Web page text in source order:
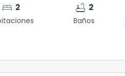
bed 2 bathtub 2
Baños